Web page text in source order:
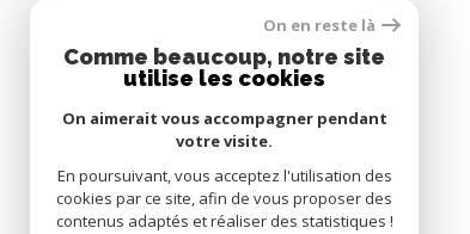
05
Contact
Se connecter
espace propriétaire
On en reste là
Comme beaucoup, notre site
utilise les cookies
On aimerait vous accompagner pendant
votre visite.
En poursuivant, vous acceptez l'utilisation des
cookies par ce site, afin de vous proposer des
contenus adaptés et réaliser des statistiques !